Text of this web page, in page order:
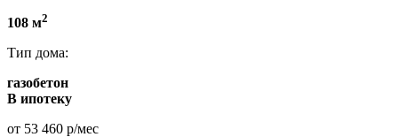
108 м2
Тип дома:
газобетон
В ипотеку
от 53 460 р/мес